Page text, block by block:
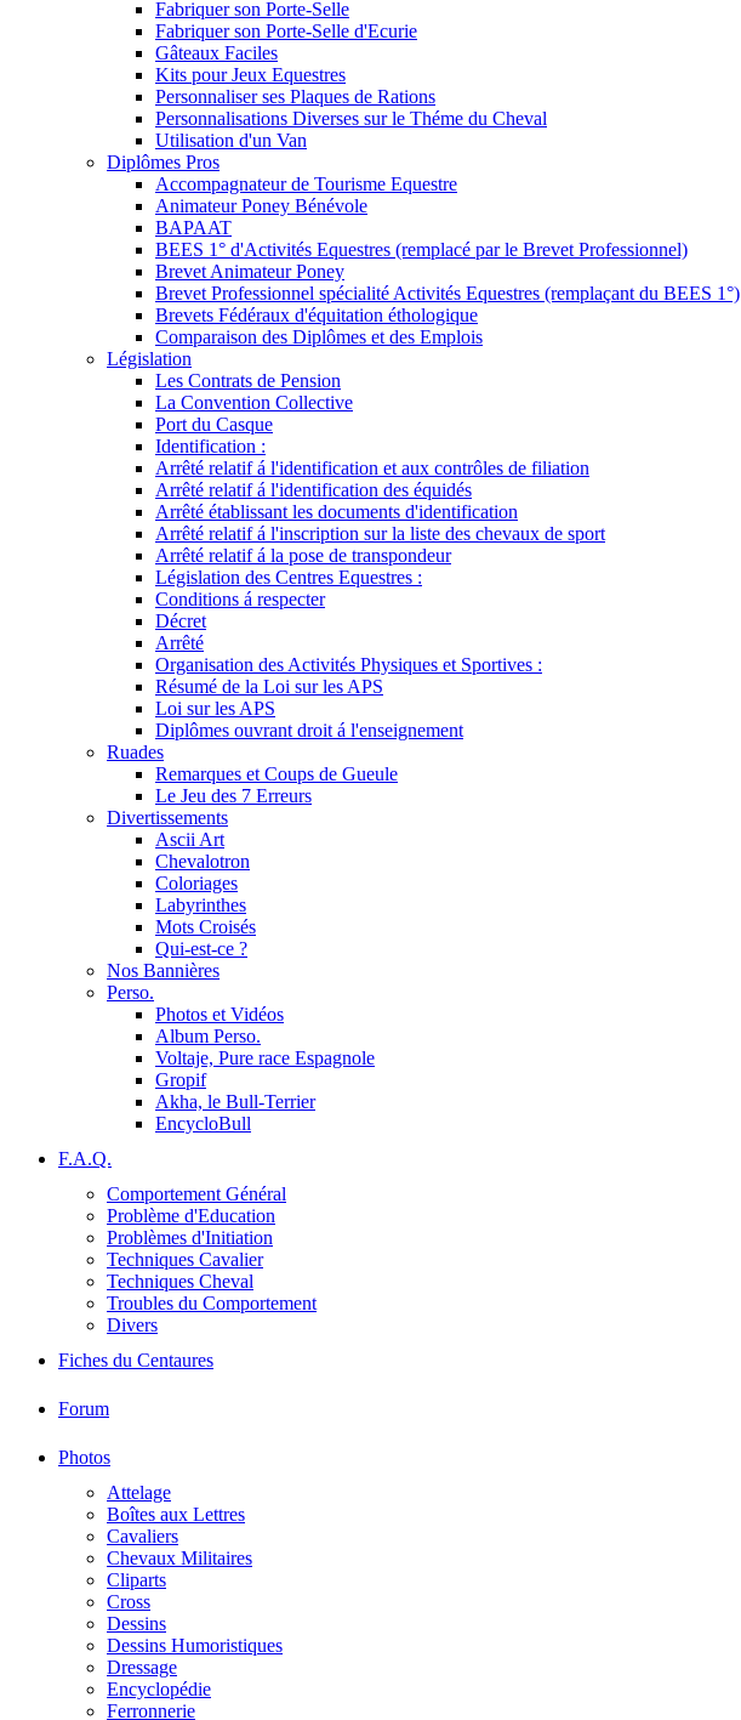
Fabriquer son Porte-Selle
Fabriquer son Porte-Selle d'Ecurie
Gâteaux Faciles
Kits pour Jeux Equestres
Personnaliser ses Plaques de Rations
Personnalisations Diverses sur le Théme du Cheval
Utilisation d'un Van
Diplômes Pros
Accompagnateur de Tourisme Equestre
Animateur Poney Bénévole
BAPAAT
BEES 1° d'Activités Equestres (remplacé par le Brevet Professionnel)
Brevet Animateur Poney
Brevet Professionnel spécialité Activités Equestres (remplaçant du BEES 1°)
Brevets Fédéraux d'équitation éthologique
Comparaison des Diplômes et des Emplois
Législation
Les Contrats de Pension
La Convention Collective
Port du Casque
Identification :
Arrêté relatif á l'identification et aux contrôles de filiation
Arrêté relatif á l'identification des équidés
Arrêté établissant les documents d'identification
Arrêté relatif á l'inscription sur la liste des chevaux de sport
Arrêté relatif á la pose de transpondeur
Législation des Centres Equestres :
Conditions á respecter
Décret
Arrêté
Organisation des Activités Physiques et Sportives :
Résumé de la Loi sur les APS
Loi sur les APS
Diplômes ouvrant droit á l'enseignement
Ruades
Remarques et Coups de Gueule
Le Jeu des 7 Erreurs
Divertissements
Ascii Art
Chevalotron
Coloriages
Labyrinthes
Mots Croisés
Qui-est-ce ?
Nos Bannières
Perso.
Photos et Vidéos
Album Perso.
Voltaje, Pure race Espagnole
Gropif
Akha, le Bull-Terrier
EncycloBull
F.A.Q.
Comportement Général
Problème d'Education
Problèmes d'Initiation
Techniques Cavalier
Techniques Cheval
Troubles du Comportement
Divers
Fiches du Centaures
Forum
Photos
Attelage
Boîtes aux Lettres
Cavaliers
Chevaux Militaires
Cliparts
Cross
Dessins
Dessins Humoristiques
Dressage
Encyclopédie
Ferronnerie